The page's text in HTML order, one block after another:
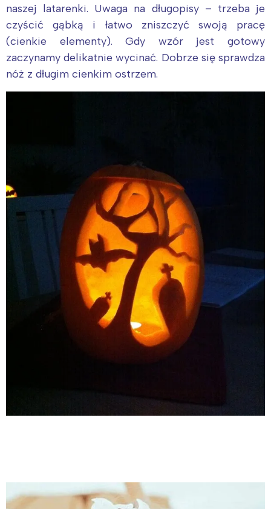
naszej latarenki. Uwaga na długopisy – trzeba je
czyścić gąbką i łatwo zniszczyć swoją pracę
(cienkie elementy). Gdy wzór jest gotowy
zaczynamy delikatnie wycinać. Dobrze się sprawdza
nóż z długim cienkim ostrzem.